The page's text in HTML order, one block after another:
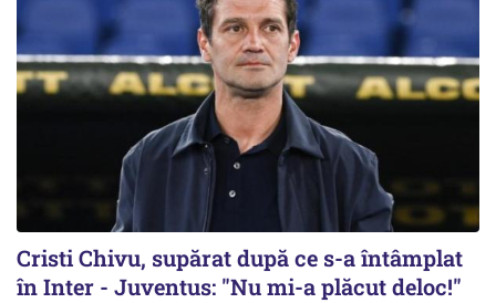
Cristi Chivu, supărat după ce s-a întâmplat
în Inter - Juventus: "Nu mi-a plăcut deloc!"